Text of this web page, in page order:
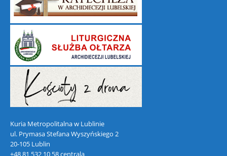
Kuria Metropolitalna w Lublinie
ul. Prymasa Stefana Wyszyńskiego 2
20-105 Lublin
+48 81 532 10 58 centrala